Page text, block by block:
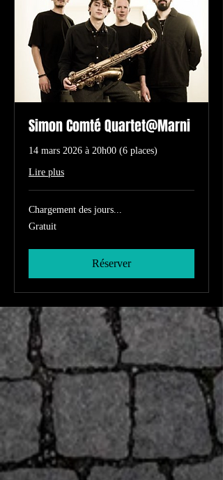
Simon Comté Quartet@Marni
14 mars 2026 à 20h00 (6 places)
Lire plus
Chargement des jours...
Gratuit
Gratuit
Réserver